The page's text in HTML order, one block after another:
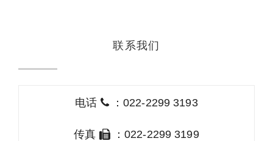
联系我们
电话 ：022-2299 3193
传真 ：022-2299 3199